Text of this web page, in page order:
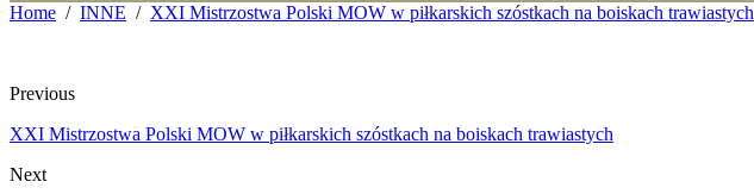
Home INNE XXI Mistrzostwa Polski MOW w piłkarskich szóstkach na boiskach trawiastych
Previous
XXI Mistrzostwa Polski MOW w piłkarskich szóstkach na boiskach trawiastych
Next